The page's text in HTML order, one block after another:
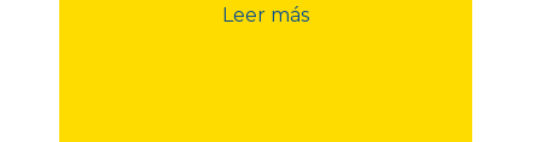
Leer más